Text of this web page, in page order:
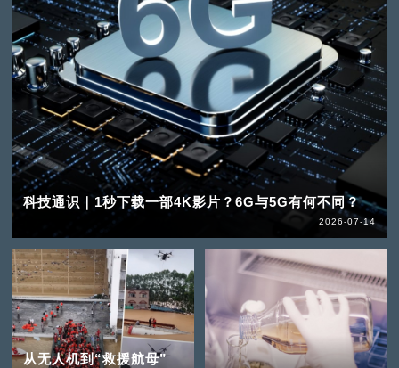
科技通识｜1秒下载一部4K影片？6G与5G有何不同？
2026-07-14
从无人机到“救援航母”